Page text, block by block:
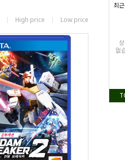
최
없
High price Low price